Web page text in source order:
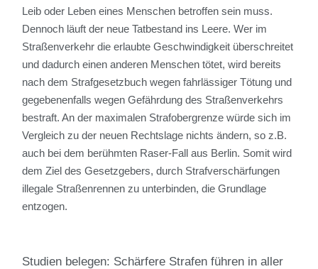
Leib oder Leben eines Menschen betroffen sein muss.
Dennoch läuft der neue Tatbestand ins Leere. Wer im
Straßenverkehr die erlaubte Geschwindigkeit überschreitet
und dadurch einen anderen Menschen tötet, wird bereits
nach dem Strafgesetzbuch wegen fahrlässiger Tötung und
gegebenenfalls wegen Gefährdung des Straßenverkehrs
bestraft. An der maximalen Strafobergrenze würde sich im
Vergleich zu der neuen Rechtslage nichts ändern, so z.B.
auch bei dem berühmten Raser-Fall aus Berlin. Somit wird
dem Ziel des Gesetzgebers, durch Strafverschärfungen
illegale Straßenrennen zu unterbinden, die Grundlage
entzogen.
Studien belegen: Schärfere Strafen führen in aller